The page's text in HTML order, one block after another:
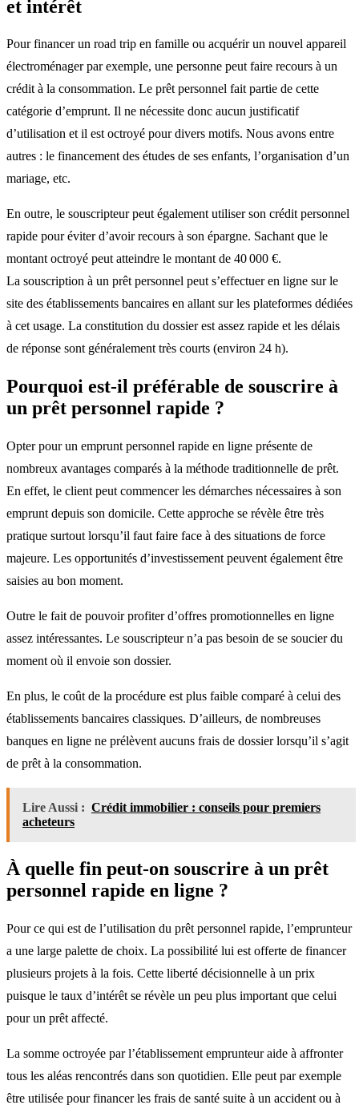
et intérêt
Pour financer un road trip en famille ou acquérir un nouvel appareil
électroménager par exemple, une personne peut faire recours à un
crédit à la consommation. Le prêt personnel fait partie de cette
catégorie d’emprunt. Il ne nécessite donc aucun justificatif
d’utilisation et il est octroyé pour divers motifs. Nous avons entre
autres : le financement des études de ses enfants, l’organisation d’un
mariage, etc.
En outre, le souscripteur peut également utiliser son crédit personnel
rapide pour éviter d’avoir recours à son épargne. Sachant que le
montant octroyé peut atteindre le montant de 40 000 €.
La souscription à un prêt personnel peut s’effectuer en ligne sur le
site des établissements bancaires en allant sur les plateformes dédiées
à cet usage. La constitution du dossier est assez rapide et les délais
de réponse sont généralement très courts (environ 24 h).
Pourquoi est-il préférable de souscrire à
un prêt personnel rapide ?
Opter pour un emprunt personnel rapide en ligne présente de
nombreux avantages comparés à la méthode traditionnelle de prêt.
En effet, le client peut commencer les démarches nécessaires à son
emprunt depuis son domicile. Cette approche se révèle être très
pratique surtout lorsqu’il faut faire face à des situations de force
majeure. Les opportunités d’investissement peuvent également être
saisies au bon moment.
Outre le fait de pouvoir profiter d’offres promotionnelles en ligne
assez intéressantes. Le souscripteur n’a pas besoin de se soucier du
moment où il envoie son dossier.
En plus, le coût de la procédure est plus faible comparé à celui des
établissements bancaires classiques. D’ailleurs, de nombreuses
banques en ligne ne prélèvent aucuns frais de dossier lorsqu’il s’agit
de prêt à la consommation.
Lire Aussi : Crédit immobilier : conseils pour premiers
acheteurs
À quelle fin peut-on souscrire à un prêt
personnel rapide en ligne ?
Pour ce qui est de l’utilisation du prêt personnel rapide, l’emprunteur
a une large palette de choix. La possibilité lui est offerte de financer
plusieurs projets à la fois. Cette liberté décisionnelle à un prix
puisque le taux d’intérêt se révèle un peu plus important que celui
pour un prêt affecté.
La somme octroyée par l’établissement emprunteur aide à affronter
tous les aléas rencontrés dans son quotidien. Elle peut par exemple
être utilisée pour financer les frais de santé suite à un accident ou à